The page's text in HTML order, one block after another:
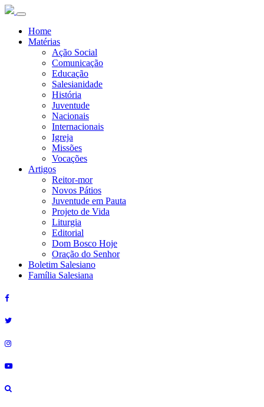
Home
Matérias
Ação Social
Comunicação
Educação
Salesianidade
História
Juventude
Nacionais
Internacionais
Igreja
Missões
Vocações
Artigos
Reitor-mor
Novos Pátios
Juventude em Pauta
Projeto de Vida
Liturgia
Editorial
Dom Bosco Hoje
Oração do Senhor
Boletim Salesiano
Família Salesiana